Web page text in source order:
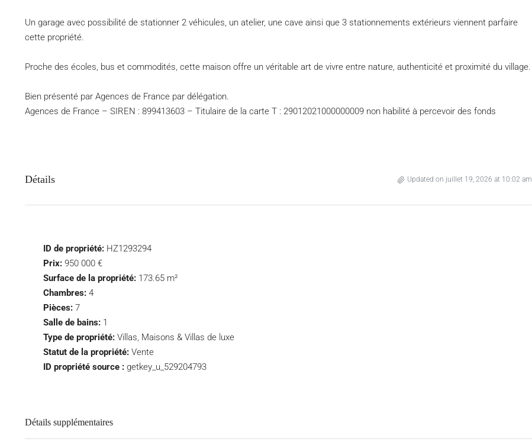
Un garage avec possibilité de stationner 2 véhicules, un atelier, une cave ainsi que 3 stationnements extérieurs viennent parfaire
cette propriété.
Proche des écoles, bus et commodités, cette maison offre un véritable art de vivre entre nature, authenticité et proximité du village.
Bien présenté par Agences de France par délégation.
Agences de France – SIREN : 899413603 – Titulaire de la carte T : 29012021000000009 non habilité à percevoir des fonds
Détails Updated on juillet 19, 2026 at 10:02 am
ID de propriété: HZ1293294
Prix: 950 000 €
Surface de la propriété: 173.65 m²
Chambres: 4
Pièces: 7
Salle de bains: 1
Type de propriété: Villas, Maisons & Villas de luxe
Statut de la propriété: Vente
ID propriété source : getkey_u_529204793
Détails supplémentaires